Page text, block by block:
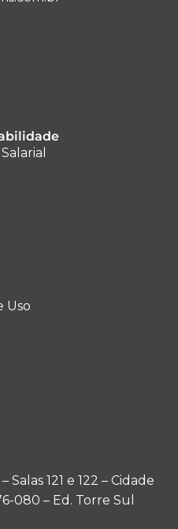
Uso
Salas 121 e 122 – Cidade
080 – Ed. Torre Sul